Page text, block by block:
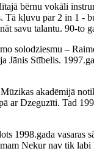
bērnu vokāli
kļuvu par 2 in 1
savu talantu. 90-to
solodziesmu –
Stībelis.
akadēmijā
ar Dzeguzīti. Tad
1998.gada
Nekur nav tik